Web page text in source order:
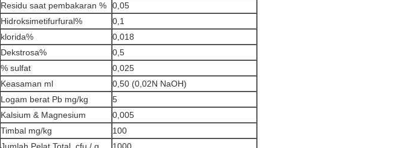
Residu saat pembakaran %
0,05
Hidroksimetifurfural%
0,1
klorida%
0,018
Dekstrosa%
0,5
% sulfat
0,025
Keasaman ml
0,50 (0,02N NaOH)
Logam berat Pb mg/kg
5
Kalsium & Magnesium
0,005
Timbal mg/kg
100